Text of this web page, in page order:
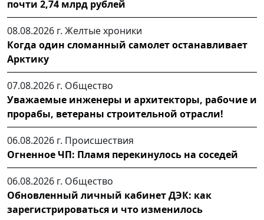
почти 2,74 млрд рублей
08.08.2026 г. Желтые хроники
Когда один сломанный самолет останавливает
Арктику
07.08.2026 г. Общество
Уважаемые инженеры и архитекторы, рабочие и
прорабы, ветераны строительной отрасли!
06.08.2026 г. Происшествия
Огненное ЧП: Пламя перекинулось на соседей
06.08.2026 г. Общество
Обновленный личный кабинет ДЭК: как
зарегистрироваться и что изменилось